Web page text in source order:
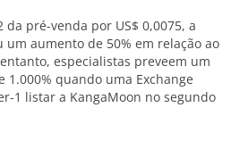
da pré-venda por US$ 0,0075, a
um aumento de 50% em relação ao
especialistas preveem um
1.000% quando uma Exchange
1 listar a KangaMoon no segundo